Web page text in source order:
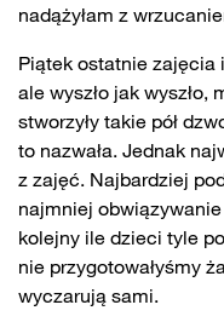
nadążyłam z
Piątek ostatnie zajęcia
ale wyszło jak wyszło,
stworzyły takie pół
to nazwała. Jednak
z zajęć. Najbardziej
najmniej
kolejny ile dzieci tyle
nie przygotowałyśmy
wyczarują sami.